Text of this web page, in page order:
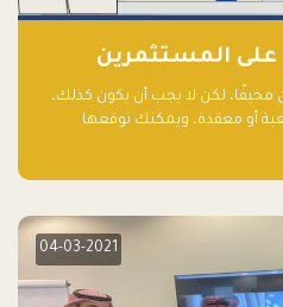
المستثمرين
مخيفًا، لكن لا يجب أن يكون كذلك،
أو معقدة، ويمكنك توقعها
04-03-2021